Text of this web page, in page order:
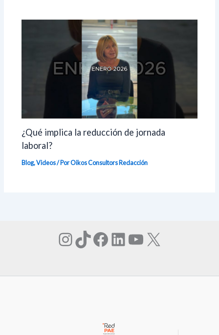
¿Qué implica la reducción de jornada
laboral?
Blog,Videos/ Por Oikos ConsultorsRedacción
Instagram
TikTok
Facebook
LinkedIn
YouTube
X